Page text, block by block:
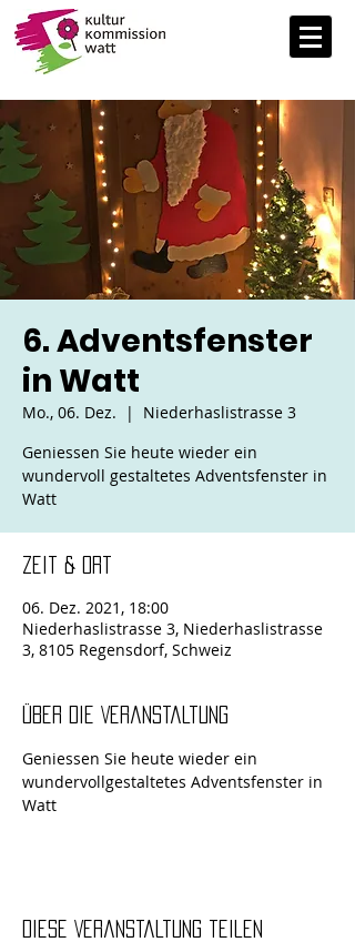
6. Adventsfenster
in Watt
Mo., 06. Dez.
  |
Niederhaslistrasse 3
Geniessen Sie heute wieder ein
wundervoll gestaltetes Adventsfenster in
Zeit & Ort
06. Dez. 2021, 18:00
Niederhaslistrasse 3, Niederhaslistrasse
3, 8105 Regensdorf, Schweiz
Über die Veranstaltung
Geniessen Sie heute wieder ein
wundervollgestaltetes Adventsfenster in
Watt
Diese Veranstaltung teilen